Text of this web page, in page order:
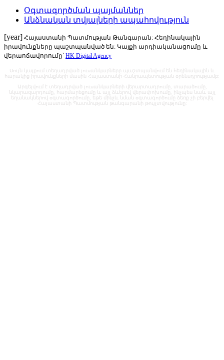
Օգտագործման պայմաններ
Անձնական տվյալների ապահովություն
[year] Հայաստանի Պատմության Թանգարան: Հեղինակային
իրավունքները պաշտպանված են: Կայքի արդիականացումը և
վերաոճավորումը՝ HK Digital Agency
Սույն կայքում տեղադրված լուսանկարները պաշտպանվում են հեղինակային և
հարակից իրավունքների մասին Հայաստանի Հանրապետության օրենսդրությամբ:
Արգելվում է տեղադրված լուսանկարների վերարտադրումը, տարածումը,
նկարազարդումը, հարմարեցումը և այլ ձևերով վերափոխումը, ինչպես նաև այլ
եղանակներով օգտագործումը, եթե մինչև նման օգտագործումը ձեռք չի բերվել
Հայաստանի Պատմության թանգարանի թույլտվությունը: